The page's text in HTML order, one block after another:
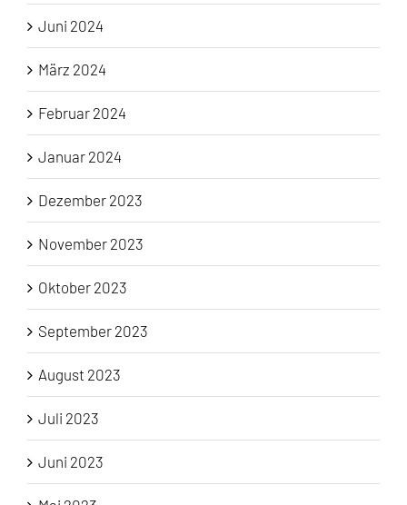
Juni 2024
März 2024
Februar 2024
Januar 2024
Dezember 2023
November 2023
Oktober 2023
September 2023
August 2023
Juli 2023
Juni 2023